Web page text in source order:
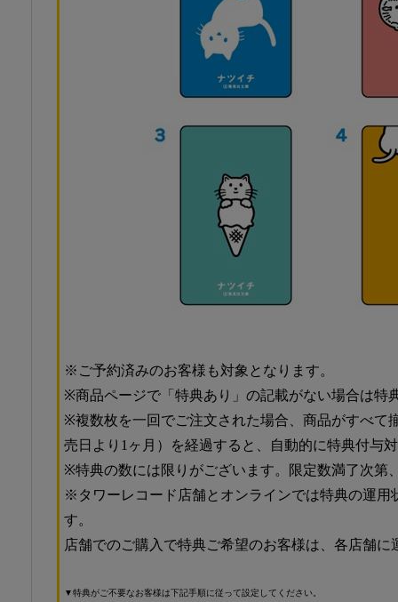
※ご予約済みのお客様も対象となります。
※商品ページで「特典あり」の記載がない場合は特
※複数枚を一回でご注文された場合、商品がすべて
売日より1ヶ月）を経過すると、自動的に特典付与
※特典の数には限りがございます。限定数満了次第
※タワーレコード店舗とオンラインでは特典の運用
す。
店舗でのご購入で特典ご希望のお客様は、各店舗
▼特典がご不要なお客様は下記手順に従って設定してください。